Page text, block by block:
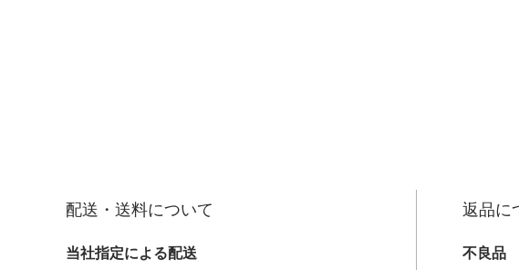
配送・送料について
当社指定による配送
返品に
不良品